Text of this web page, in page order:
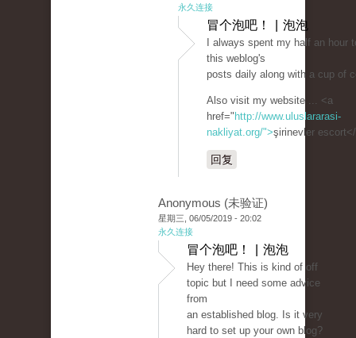
永久连接
冒个泡吧！ | 泡泡
I always spent my half an hour
this weblog's
posts daily along with a cup of
Also visit my website ... <a
href=" http://www.uluslararasi-
nakliyat.org/">şirinevler
回复
Anonymous (未验证)
星期三, 06/05/2019 - 20:02
永久连接
冒个泡吧！ | 泡泡
Hey there! This is kind of off
topic but I need some advice
from
an established blog. Is it very
hard to set up your own blog?